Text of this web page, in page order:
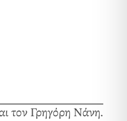
τον Γρηγόρη Νάνη.